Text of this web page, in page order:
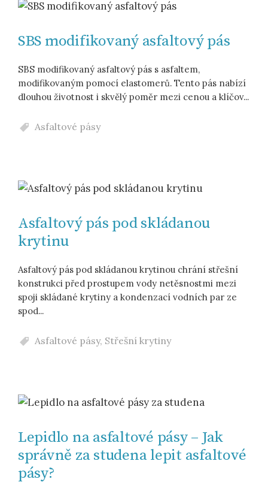
SBS modifikovaný asfaltový pás
SBS modifikovaný asfaltový pás s asfaltem,
modifikovaným pomocí elastomerů. Tento pás nabízí
dlouhou životnost i skvělý poměr mezi cenou a klíčov...
Asfaltové pásy
Asfaltový pás pod skládanou
krytinu
Asfaltový pás pod skládanou krytinou chrání střešní
konstrukci před prostupem vody netěsnostmi mezi
spoji skládané krytiny a kondenzací vodních par ze
spod...
Asfaltové pásy, Střešní krytiny
Lepidlo na asfaltové pásy – Jak
správně za studena lepit asfaltové
pásy?